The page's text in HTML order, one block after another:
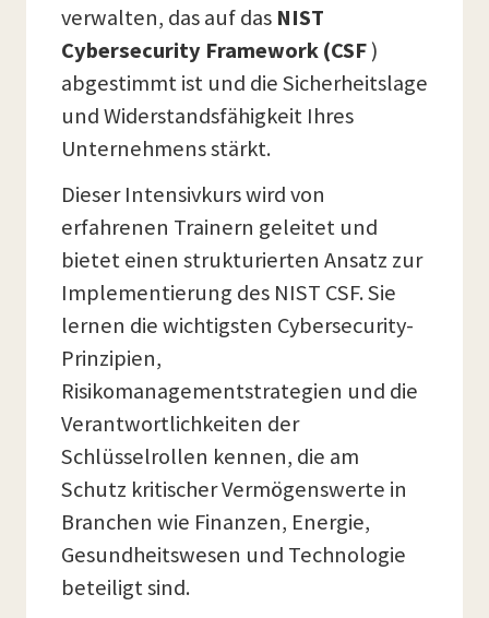
verwalten, das auf das NIST
Cybersecurity Framework (CSF)
abgestimmt ist und die Sicherheitslage
und Widerstandsfähigkeit Ihres
Unternehmens stärkt.
Dieser Intensivkurs wird von
erfahrenen Trainern geleitet und
bietet einen strukturierten Ansatz zur
Implementierung des NIST CSF. Sie
lernen die wichtigsten Cybersecurity-
Prinzipien,
Risikomanagementstrategien und die
Verantwortlichkeiten der
Schlüsselrollen kennen, die am
Schutz kritischer Vermögenswerte in
Branchen wie Finanzen, Energie,
Gesundheitswesen und Technologie
beteiligt sind.